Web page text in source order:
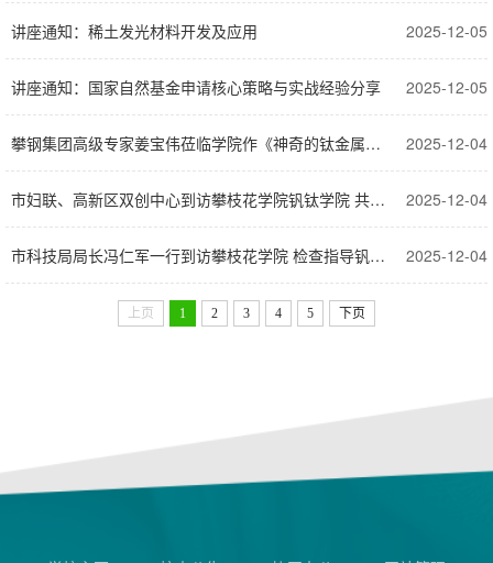
2025-12-05
讲座通知：稀土发光材料开发及应用
2025-12-05
讲座通知：国家自然基金申请核心策略与实战经验分享
2025-12-04
攀钢集团高级专家姜宝伟莅临学院作《神奇的钛金属》学术报告
2025-12-04
市妇联、高新区双创中心到访攀枝花学院钒钛学院 共商校地合作新路径
2025-12-04
市科技局局长冯仁军一行到访攀枝花学院 检查指导钒钛重点实验室工作
上页 1 2 3 4 5 下页